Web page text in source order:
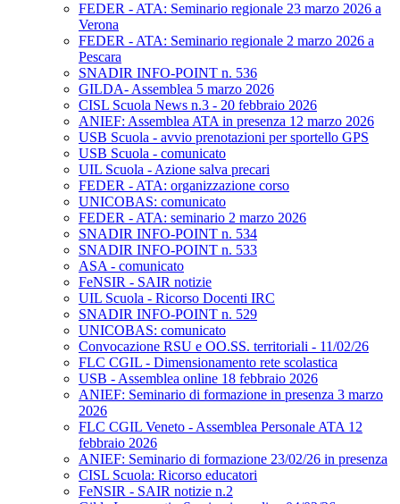
FEDER - ATA: Seminario regionale 23 marzo 2026 a
Verona
FEDER - ATA: Seminario regionale 2 marzo 2026 a
Pescara
SNADIR INFO-POINT n. 536
GILDA- Assemblea 5 marzo 2026
CISL Scuola News n.3 - 20 febbraio 2026
ANIEF: Assemblea ATA in presenza 12 marzo 2026
USB Scuola - avvio prenotazioni per sportello GPS
USB Scuola - comunicato
UIL Scuola - Azione salva precari
FEDER - ATA: organizzazione corso
UNICOBAS: comunicato
FEDER - ATA: seminario 2 marzo 2026
SNADIR INFO-POINT n. 534
SNADIR INFO-POINT n. 533
ASA - comunicato
FeNSIR - SAIR notizie
UIL Scuola - Ricorso Docenti IRC
SNADIR INFO-POINT n. 529
UNICOBAS: comunicato
Convocazione RSU e OO.SS. territoriali - 11/02/26
FLC CGIL - Dimensionamento rete scolastica
USB - Assemblea online 18 febbraio 2026
ANIEF: Seminario di formazione in presenza 3 marzo
2026
FLC CGIL Veneto - Assemblea Personale ATA 12
febbraio 2026
ANIEF: Seminario di formazione 23/02/26 in presenza
CISL Scuola: Ricorso educatori
FeNSIR - SAIR notizie n.2